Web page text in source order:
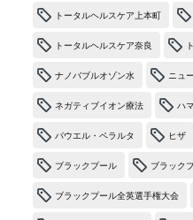
トータルヘルスケア上本町
トータルヘルスケア奈良
ナノバブルオゾン水 ニュ
ネガティブイオン療法 ハ
パウエル・ペラルタ ヒザ
ブラックプール ブラック
ブラックプール全英選手権大会